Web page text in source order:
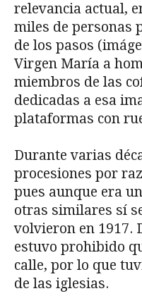
relevancia actual,
miles de personas
de los pasos
Virgen María a
miembros de las
dedicadas a esa
plataformas con
Durante varias
procesiones por
pues aunque era
otras similares sí
volvieron en 1917.
estuvo prohibido
calle, por lo que
de las iglesias.